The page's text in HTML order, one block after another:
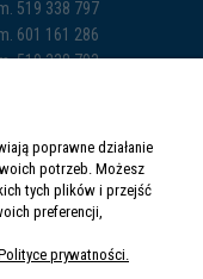
519 338 797
601 161 286
519 338 793
poprawne działanie
potrzeb. Możesz
tych plików i przejść
preferencji,
prywatności.